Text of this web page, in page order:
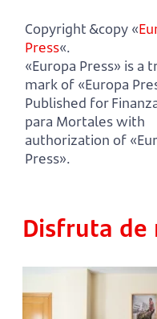
Copyright &copy «
Press«.
«Europa Press» is a
mark of «Europa
Published for
para Mortales with
authorization of
Press».
Disfruta de